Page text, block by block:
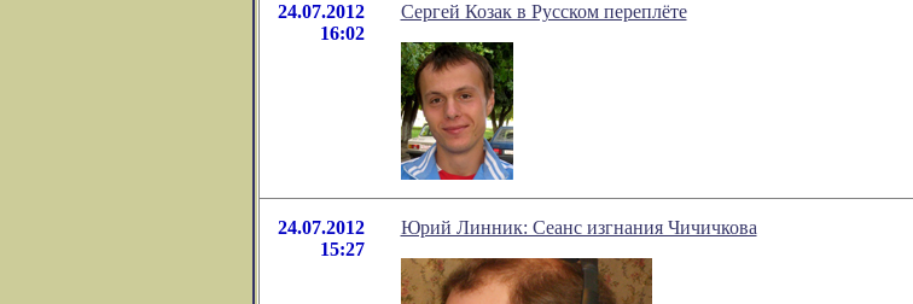
24.07.2012
16:02
Сергей Козак в Русском переплёте
24.07.2012
15:27
Юрий Линник: Сеанс изгнания Чичичкова